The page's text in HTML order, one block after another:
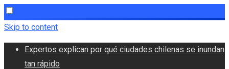
Skip to content
Expertos explican por qué ciudades chilenas se inundan
tan rápido